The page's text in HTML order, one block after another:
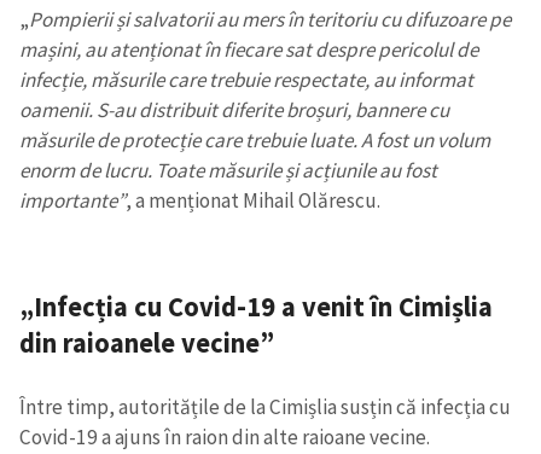
„Pompierii și salvatorii au mers în teritoriu cu difuzoare pe
mașini, au atenționat în fiecare sat despre pericolul de
infecție, măsurile care trebuie respectate, au informat
oamenii. S-au distribuit diferite broșuri, bannere cu
măsurile de protecție care trebuie luate. A fost un volum
enorm de lucru. Toate măsurile și acțiunile au fost
importante”, a menționat Mihail Olărescu.
„Infecția cu Covid-19 a venit în Cimișlia
din raioanele vecine”
Între timp, autoritățile de la Cimișlia susțin că infecția cu
Covid-19 a ajuns în raion din alte raioane vecine.